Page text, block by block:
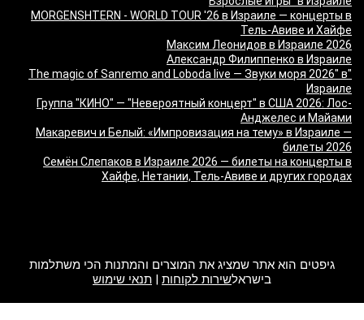
MORGENSHTERN - WORLD TOUR '26 в Израиле — концерты в
Тель-Авиве и Хайфе
Максим Леонидов в Израиле 2026
Александр Филиппенко в Израиле
"The magic of Sanremo and Loboda live — Звуки моря 2026" в
Израиле
Группа "КИНО" — "Невероятный концерт" в США 2026: Лос-
Анджелес и Майами
Макаревич и Белый: «Импровизация на тему» в Израиле —
билеты 2026
Семён Слепаков в Израиле 2026 — билеты на концерты в
Хайфе, Нетании, Тель-Авиве и других городах
גיפטים הוא אתר שמציג את המוצרים והמתנות הכי משתלמות
בישראלשירות לקוחות | תנאי שימוש